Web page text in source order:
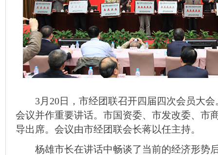
3月20日，市经团联召开四届四次会员大会
会议并作重要讲话。市国资委、市发改委、市
导出席。会议由市经团联会长蒋以任主持。
杨雄市长在讲话中畅谈了当前的经济形势